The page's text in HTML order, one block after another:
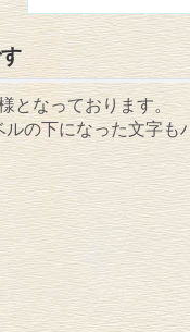
となっております。
の下になった文字も